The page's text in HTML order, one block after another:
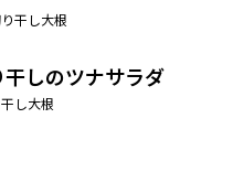
干し大根
しのツナサラダ
し大根